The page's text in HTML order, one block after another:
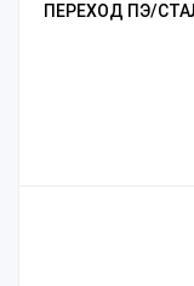
ПЕРЕХОД ПЭ/